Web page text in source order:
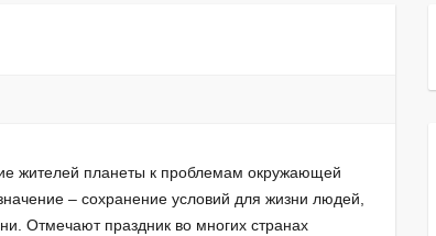
жителей планеты к проблемам окружающей
– сохранение условий для жизни людей,
Отмечают праздник во многих странах